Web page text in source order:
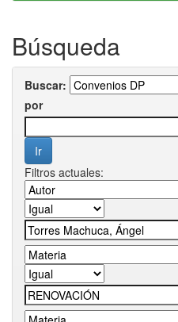
Búsqueda
Buscar:
por
Filtros actuales: